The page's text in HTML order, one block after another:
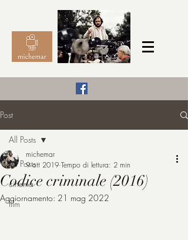
michemar
Post
All Posts
cinema
film
All Posts
Codice criminale (2016)
michemar
9 ott 2019 Tempo di lettura: 2 min
Aggiornamento: 21 mag 2022